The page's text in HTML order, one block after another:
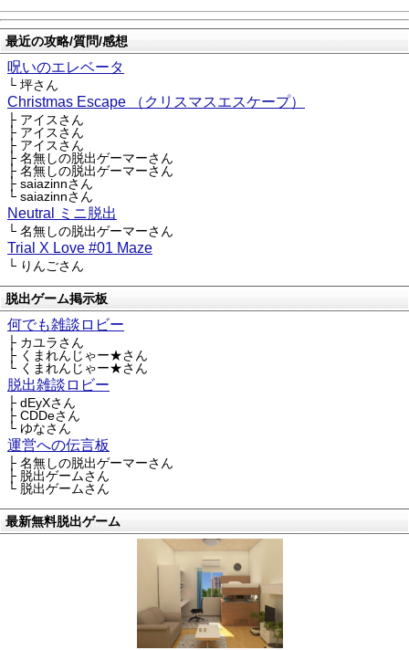
最近の攻略/質問/感想
呪いのエレベータ
└ 坪さん
Christmas Escape （クリスマスエスケープ）
├ アイスさん
├ アイスさん
├ アイスさん
├ 名無しの脱出ゲーマーさん
├ 名無しの脱出ゲーマーさん
├ saiazinnさん
└ saiazinnさん
Neutral ミニ脱出
└ 名無しの脱出ゲーマーさん
Trial X Love #01 Maze
└ りんごさん
脱出ゲーム掲示板
何でも雑談ロビー
├ カユラさん
├ くまれんじゃー★さん
└ くまれんじゃー★さん
脱出雑談ロビー
├ dEyXさん
├ CDDeさん
└ ゆなさん
運営への伝言板
├ 名無しの脱出ゲーマーさん
├ 脱出ゲームさん
└ 脱出ゲームさん
最新無料脱出ゲーム